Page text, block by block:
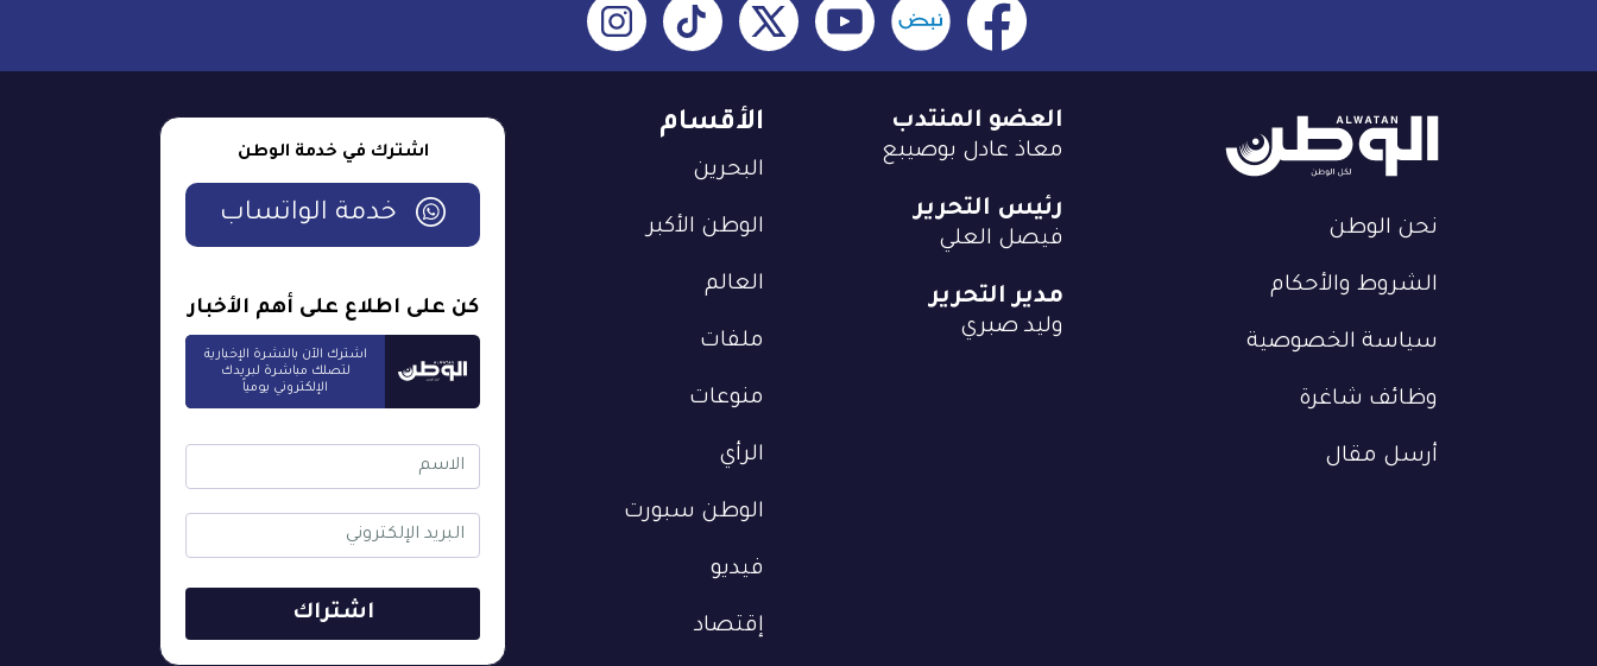
نحن الوطن
الشروط والأحكام
سياسة الخصوصية
وظائف شاغرة
أرسل مقال
الأقسام
البحرين
الوطن الأكبر
العالم
ملفات
منوعات
الرأي
الوطن سبورت
فيديو
إقتصاد
العضو المنتدب
معاذ عادل بوصيبع
رئيس التحرير
فيصل العلي
مدير التحرير
وليد صبري
اشترك في خدمة الوطن
خدمة الواتساب
كن على اطلاع على أهم الأخبار
اشترك الآن بالنشرة الإخبارية
لتصلك مباشرة لبريدك
الإلكتروني يومياً
اشتراك